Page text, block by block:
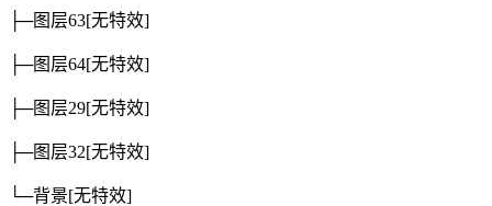
├─图层63[无特效]
├─图层64[无特效]
├─图层29[无特效]
├─图层32[无特效]
└─背景[无特效]